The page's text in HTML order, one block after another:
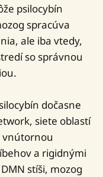
psilocybín
spracúva
ale iba vtedy,
so správnou
dočasne
siete oblastí
vnútornou
a rigidnými
stíši, mozog